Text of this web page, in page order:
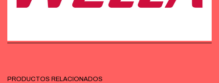
PRODUCTOS RELACIONADOS